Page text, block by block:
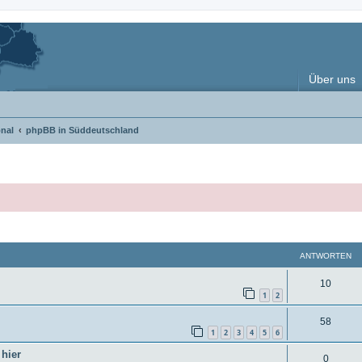
Über uns
phpBB in Süddeutschland
ANTWORTEN
1 2
10A
n
w
1 2 3 4 5 6
58
n
hier 0A